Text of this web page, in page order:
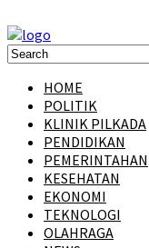
HOME
POLITIK
KLINIK PILKADA
PENDIDIKAN
PEMERINTAHAN
KESEHATAN
EKONOMI
TEKNOLOGI
OLAHRAGA